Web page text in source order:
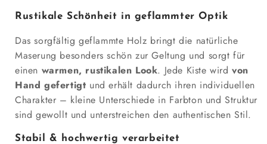
Rustikale Schönheit in geflammter Optik
Das sorgfältig geflammte Holz bringt die natürliche
Maserung besonders schön zur Geltung und sorgt für
einen warmen, rustikalen Look. Jede Kiste wirdvon
Hand gefertigt und erhält dadurch ihren individuellen
Charakter – kleine Unterschiede in Farbton und Struktur
sind gewollt und unterstreichen den authentischen Stil.
Stabil & hochwertig verarbeitet